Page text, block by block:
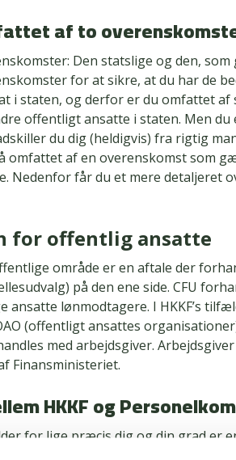
af to
Den statslige og den,
for at sikre, at du har de
i staten, og derfor er du omfattet af
offentligt ansatte i staten. Men du
du dig (heldigvis) fra rigtig
omfattet af en overenskomst som
Nedenfor får du et mere detaljeret
for offentlig ansatte
område er en aftale der
på den ene side. CFU
ansatte lønmodtagere. I HKKF’s
(offentligt ansattes
med arbejdsgiver.
Finansministeriet.
HKKF og
for lige præcis dig og din grad er